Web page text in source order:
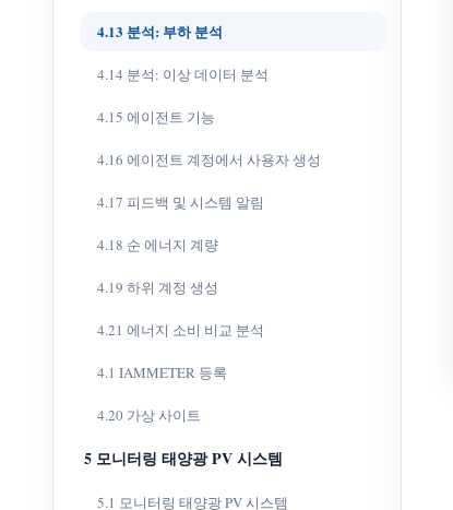
4.13 분석: 부하 분석
4.14 분석: 이상 데이터 분석
4.15 에이전트 기능
4.16 에이전트 계정에서 사용자 생성
4.17 피드백 및 시스템 알림
4.18 순 에너지 계량
4.19 하위 계정 생성
4.21 에너지 소비 비교 분석
4.1 IAMMETER 등록
4.20 가상 사이트
5 모니터링 태양광 PV 시스템
5.1 모니터링 태양광 PV 시스템